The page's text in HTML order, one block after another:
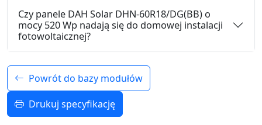
Czy panele DAH Solar DHN-60R18/DG(BB) o
mocy 520 Wp nadają się do domowej instalacji
fotowoltaicznej?
Powrót do bazy modułów
Drukuj specyfikację